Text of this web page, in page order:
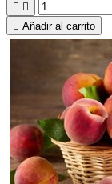
 
 Añadir al carrito